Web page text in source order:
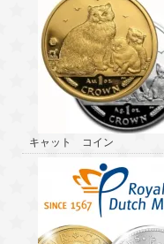
キャット コイン